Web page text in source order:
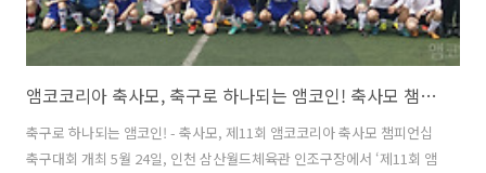
앰코코리아 축사모, 축구로 하나되는 앰코인! 축사모 챔피언십
축구로 하나되는 앰코인! - 축사모, 제11회 앰코코리아 축사모 챔피언십
축구대회 개최 5월 24일, 인천 삼산월드체육관 인조구장에서 ‘제11회 앰